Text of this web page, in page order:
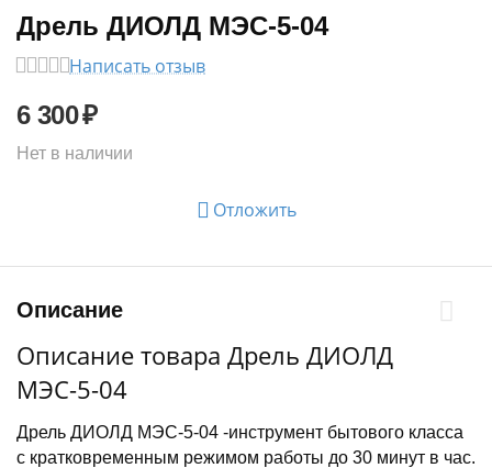
Дрель ДИОЛД МЭС-5-04
Написать отзыв
6 300₽
Нет в наличии
Отложить
Описание
Описание товара Дрель ДИОЛД
МЭС-5-04
Дрель ДИОЛД МЭС-5-04 -инструмент бытового класса
с кратковременным режимом работы до 30 минут в час.